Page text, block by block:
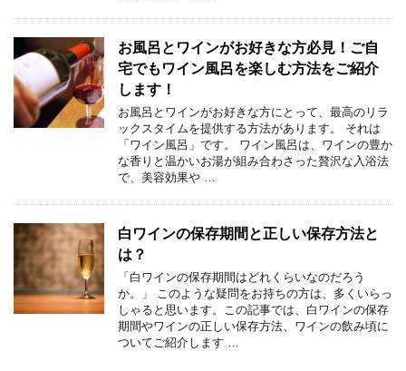
お風呂とワインがお好きな方必見！ご自
宅でもワイン風呂を楽しむ方法をご紹介
します！
お風呂とワインがお好きな方にとって、最高のリラ
ックスタイムを提供する方法があります。 それは
「ワイン風呂」です。 ワイン風呂は、ワインの豊か
な香りと温かいお湯が組み合わさった贅沢な入浴法
で、美容効果や …
白ワインの保存期間と正しい保存方法と
は？
「白ワインの保存期間はどれくらいなのだろう
か。」 このような疑問をお持ちの方は、多くいらっ
しゃると思います。この記事では、白ワインの保存
期間やワインの正しい保存方法、ワインの飲み頃に
ついてご紹介します …